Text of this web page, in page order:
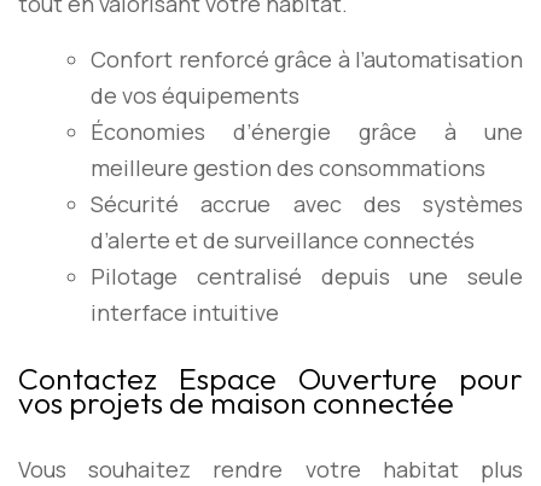
Confort renforcé grâce à l’automatisation
de vos équipements
Économies d’énergie grâce à une
meilleure gestion des consommations
Sécurité accrue avec des systèmes
d’alerte et de surveillance connectés
Pilotage centralisé depuis une seule
interface intuitive
Contactez Espace Ouverture pour
vos projets de maison connectée
Vous souhaitez rendre votre habitat plus